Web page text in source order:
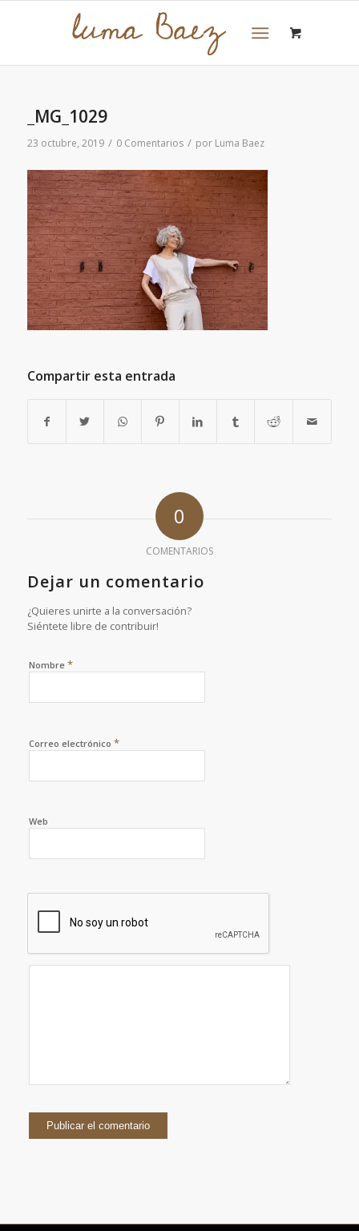
_MG_1029
23 octubre, 2019 / 0 Comentarios / por Luma Baez
Compartir esta entrada
0
COMENTARIOS
Dejar un comentario
¿Quieres unirte a la conversación?
Siéntete libre de contribuir!
Nombre *
Correo electrónico *
Web